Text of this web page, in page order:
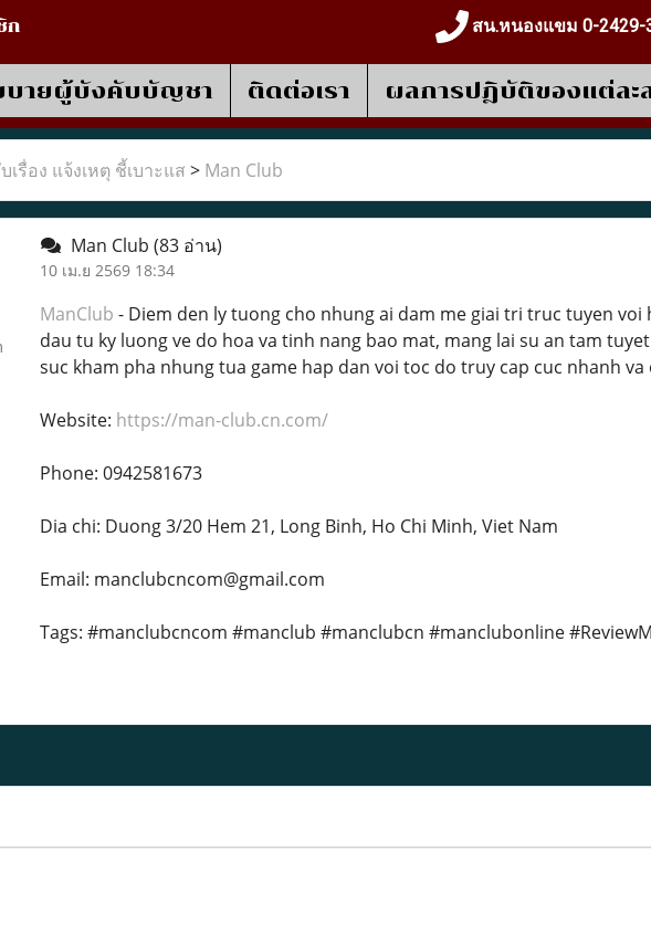
ก สน.หนองแขม 0-2429-
บายผู้บังคับบัญชา ติดต่อเรา ผลการปฎิบัติของแต่ละ
เรื่อง แจ้งเหตุ ชี้เบาะแส > Man Club
Man Club (83 อ่าน)
10 เม.ย 2569 18:34
ManClub - Diem den ly tuong cho nhung ai dam me giai tri truc tuyen
dau tu ky luong ve do hoa va tinh nang bao mat, mang lai su an tam
suc kham pha nhung tua game hap dan voi toc do truy cap cuc nhanh va
Website: https://man-club.cn.com/
Phone: 0942581673
Dia chi: Duong 3/20 Hem 21, Long Binh, Ho Chi Minh, Viet Nam
Email: manclubcncom@gmail.com
Tags: #manclubcncom #manclub #manclubcn #manclubonline